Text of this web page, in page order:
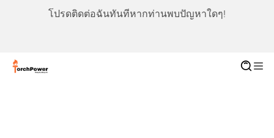
โปรดติดต่อฉันทันทีหากท่านพบปัญหาใดๆ!